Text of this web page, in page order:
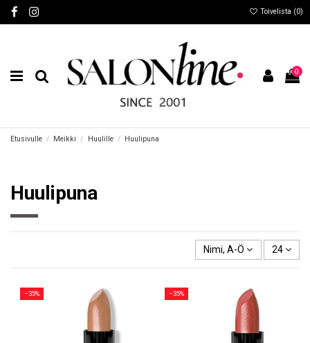
Toivelista (0)
0
Etusivulle Meikki Huulille Huulipuna
Huulipuna
Nimi, A-Ö 24
−35% −35%